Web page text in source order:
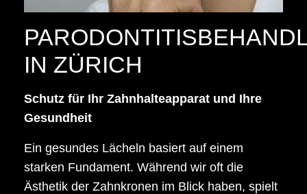
IN ZÜRICH
Schutz für Ihr Zahnhalteapparat und Ihre
Gesundheit
Ein gesundes Lächeln basiert auf einem
starken Fundament. Während wir oft die
Ästhetik der Zahnkronen im Blick haben, spielt